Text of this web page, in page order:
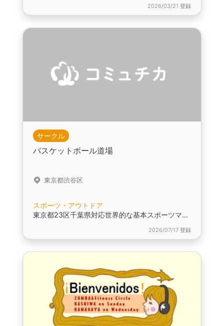
2026/03/21 登録
サークル
バスケットボール道場
東京都渋谷区
スポーツ・アウトドア
東京都23区千葉県対応世界的な基本スポーツマンシップバスケットボール練習会。
2026/07/17 登録